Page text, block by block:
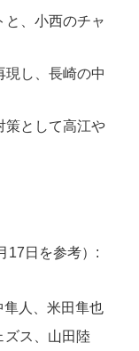
と、小西のチャ
現し、長崎の中
策として高江や
17日を参考）:
隼人、米田隼也
ズス、山田陸